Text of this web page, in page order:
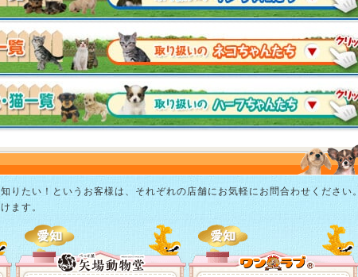
りたい！というお客様は、それぞれの店舗にお気軽にお問合わせください。
ます。